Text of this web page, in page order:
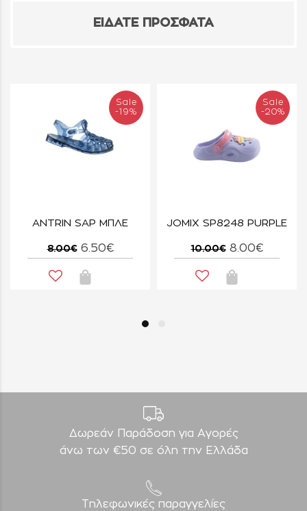
ΕΙΔΑΤΕ ΠΡΟΣΦΑΤΑ
Sale
-19%
ANTRIN SAP ΜΠΛΕ
8.00€ 6.50€
Sale
-20%
JOMIX SP8248 PURPLE
10.00€ 8.00€
Δωρεάν Παράδοση για Aγορές
άνω των €50 σε όλη την Ελλάδα
Τηλεφωνικές παραγγελίες